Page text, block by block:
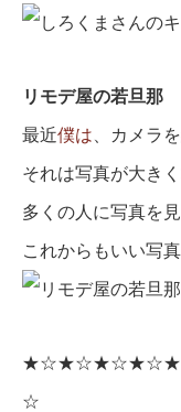
リモデ屋の若旦那
最近僕は 、カメラ
それは写真が大き
多くの人に写真を
これからもいい写
☆